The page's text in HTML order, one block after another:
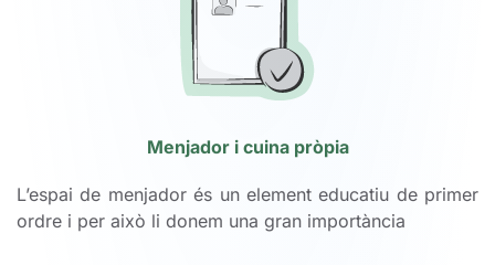
Menjador i cuina pròpia
L’espai de menjador és un element educatiu de primer
ordre i per això li donem una gran importància